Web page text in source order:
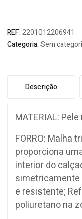
REF:2201012206941
Categoria:Sem
Descrição
MATERIAL:
FORRO: Malha
proporciona
interior do
e resistente;
poliuretano na